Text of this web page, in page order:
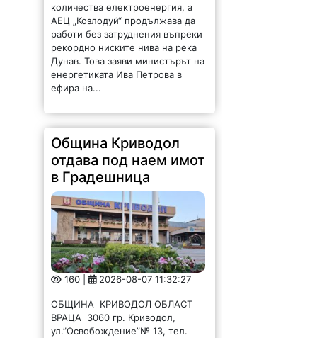
количества електроенергия, а
АЕЦ „Козлодуй“ продължава да
работи без затруднения въпреки
рекордно ниските нива на река
Дунав. Това заяви министърът на
енергетиката Ива Петрова в
ефира на...
Община Криводол
отдава под наем имот
в Градешница
160 | 2026-08-07 11:32:27
ОБЩИНА КРИВОДОЛ ОБЛАСТ
ВРАЦА 3060 гр. Криводол,
ул.”Освобождение”№ 13, тел.